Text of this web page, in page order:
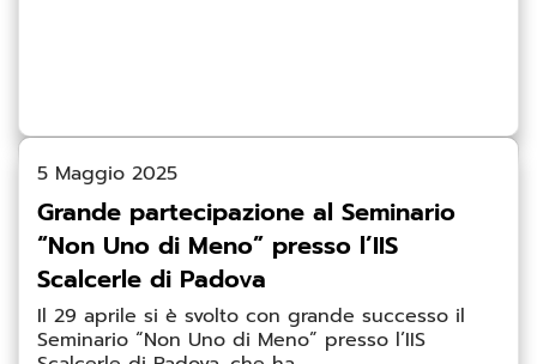
5 Maggio 2025
Grande partecipazione al Seminario
“Non Uno di Meno” presso l’IIS
Scalcerle di Padova
Il 29 aprile si è svolto con grande successo il
Seminario “Non Uno di Meno” presso l’IIS